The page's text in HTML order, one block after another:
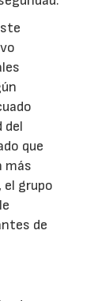
del
que
más
el grupo
de